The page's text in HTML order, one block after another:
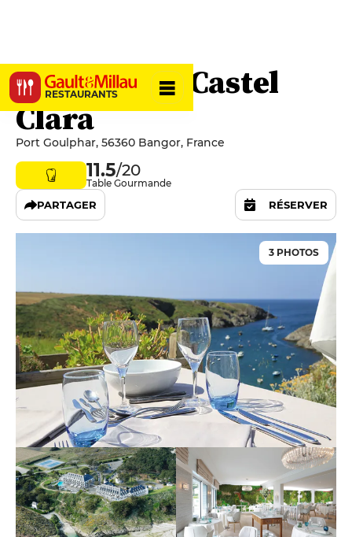
RESTAURANTS
Café Clara - Castel
Clara
Port Goulphar, 56360 Bangor, France
11.5/20
Table Gourmande
PARTAGER RÉSERVER
3 PHOTOS